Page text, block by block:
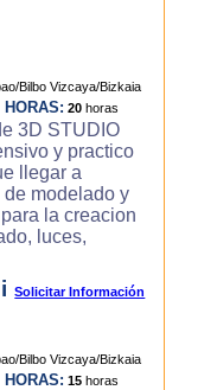
HORAS: 20 horas
3D STUDIO
y practico
llegar a
modelado y
la creacion
luces,
i Solicitar Información
HORAS: 15 horas